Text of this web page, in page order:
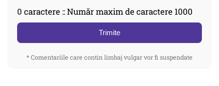
0 caractere :: Număr maxim de caractere 1000
Trimite
* Comentariile care contin limbaj vulgar vor fi suspendate